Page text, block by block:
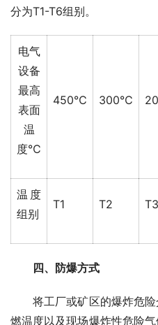
分为T1-T6组别。
电气
设备
最高
表面
温
度℃
450℃ 300℃
温度
组别
T1 T2 T3
四、防爆方式
将工厂或矿区的爆炸危险
燃温度以及现场爆炸性危险